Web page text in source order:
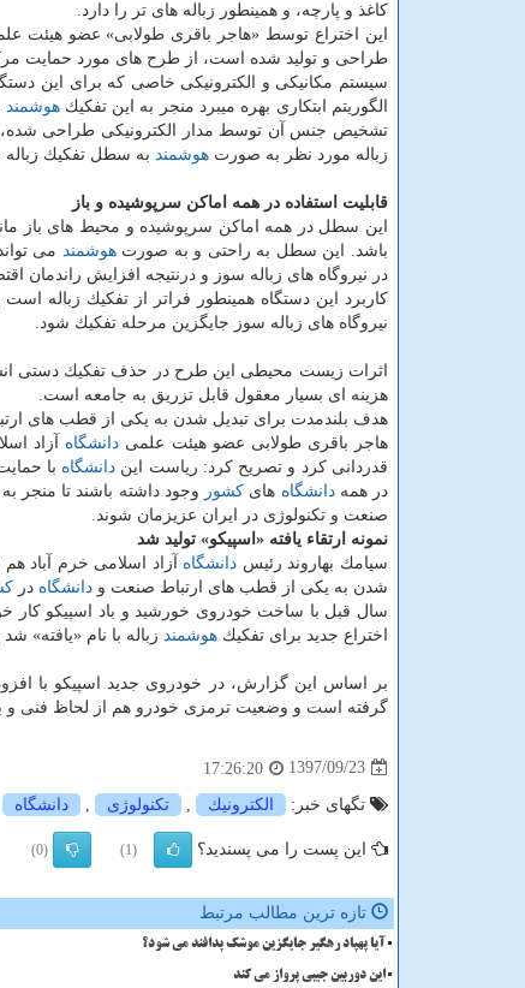
كاغذ و پارچه، و همینطور زباله های تر را دارد.
این اختراع توسط «هاجر باقری طولابی» عضو هیئت
طراحی و تولید شده است، از طرح های مورد حمایت
سیستم مكانیكی و الكترونیكی خاصی كه برای این
الگوریتم ابتكاری بهره میبرد منجر به این تفكیكهوشمند
تشخیص جنس آن توسط مدار الكترونیكی طراحی شده،
زباله مورد نظر به صورت هوشمند به سطل تفكیك
قابلیت استفاده در همه اماكن سرپوشیده و باز
این سطل در همه اماكن سرپوشیده و محیط های باز
باشد. این سطل به راحتی و به صورتهوشمند می
در نیروگاه های زباله سوز و درنتیجه افزایش راندمان
كاربرد این دستگاه همینطور فراتر از تفكیك زباله
نیروگاه های زباله سوز جایگزین مرحله تفكیك شود.
اثرات زیست محیطی این طرح در حذف تفكیك دستی
هزینه ای بسیار معقول قابل تزریق به جامعه است.
هدف بلندمدت برای تبدیل شدن به یكی از قطب های
هاجر باقری طولابی عضو هیئت علمی دانشگاه آزاد
قدردانی كرد و تصریح كرد: ریاست این دانشگاه با
در همهدانشگاه های كشور وجود داشته باشند تا منجر
صنعت و تكنولوژی در ایران عزیزمان شوند.
نمونه ارتقاء یافته «اسپیكو» تولید شد
سیامك بهاروند رئیس دانشگاه آزاد اسلامی خرم آباد
شدن به یكی از قطب های ارتباط صنعت و دانشگاه در
سال قبل با ساخت خودروی خورشید و باد اسپیكو كار
اختراع جدید برای تفكیك هوشمند زباله با نام «یافته» شد و
گرفته است و وضعیت ترمزی خودرو هم از لحاظ فنی و
1397/09/23
17:26:20
تگهای خبر: الكترونیك تكنولوژی دانشگاه
این پست را می پسندید؟ (1)
(0)
تازه ترین مطالب مرتبط
آیا پهپاد رهگیر جایگزین موشک پدافند می شود؟
این دوربین جیبی پرواز می کند